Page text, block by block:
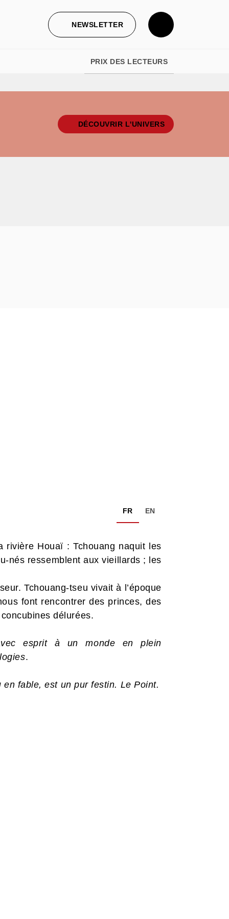
NEWSLETTER
PRIX DES LECTEURS
DÉCOUVRIR L'UNIVERS
FR EN
rivière Houaï : Tchouang naquit les
nés ressemblent aux vieillards ; les
Tchouang-tseu vivait à l’époque
font rencontrer des princes, des
délurées.
esprit à un monde en plein
.
fable, est un pur festin. Le Point.